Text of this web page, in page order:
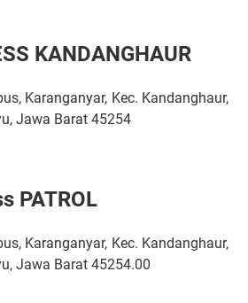
KANDANGHAUR
Karanganyar, Kec. Kandanghaur,
Jawa Barat 45254
PATROL
Karanganyar, Kec. Kandanghaur,
Jawa Barat 45254.00